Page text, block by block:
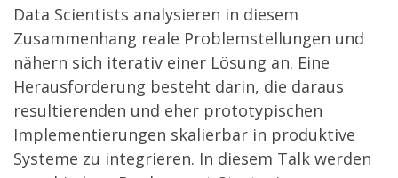
Data Scientists analysieren in diesem
Zusammenhang reale Problemstellungen und
nähern sich iterativ einer Lösung an. Eine
Herausforderung besteht darin, die daraus
resultierenden und eher prototypischen
Implementierungen skalierbar in produktive
Systeme zu integrieren. In diesem Talk werden